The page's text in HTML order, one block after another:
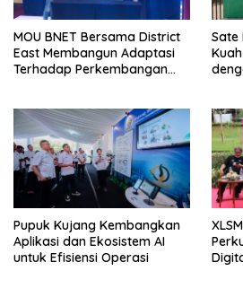
MOU BNET Bersama District
East Membangun Adaptasi
Terhadap Perkembangan
Sate
Pupuk Kujang Kembangkan
Aplikasi dan Ekosistem AI
untuk Efisiensi Operasi